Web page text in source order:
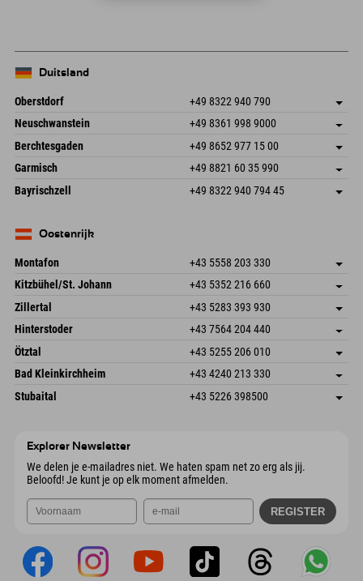
Duitsland
Oberstdorf +49 8322 940 790
An der Breitach 3
Duitsland
Adres opslaan
Booking
Neuschwanstein +49 8361 998 9000
An der Riese 45
87484 Nesselwang im Allgäu
Duitsland
Adres opslaan
Aankomstinformatie
Booking
Berchtesgaden +49 8652 977 15 00
Hofreitstr. 7
Duitsland
Adres opslaan
Booking
Garmisch +49 8821 60 35 990
Frickenstraße 22
82490 Farchant
Adres opslaan
Aankomstinformatie
Bayrischzell +49 8322 940 794 45
Duitsland
Oostenrijk
Montafon +43 5558 203 330
Dorfstr. 127b
6793 Gaschurn/Montafon
Oostenrijk
Adres opslaan
Booking
Kitzbühel/St. Johann +43 5352 216 660
Speckbacherstraße 87
6380 St. Johann in Tirol
Oostenrijk
Adres opslaan
Aankomstinformatie
Booking
Zillertal +43 5283 393 930
Schmiedau 2
Oostenrijk
Adres opslaan
Booking
Hinterstoder +43 7564 204 440
Freizeitpark 10
4573 Hinterstoder
Oostenrijk
Adres opslaan
Aankomstinformatie
Booking
Ötztal +43 5255 206 010
Gscheat 14
Oostenrijk
Adres opslaan
Booking
Bad Kleinkirchheim +43 4240 213 330
Dorfstraße 24
9546 Bad Kleinkirchheim
Adres opslaan
Aankomstinformatie
Stubaital +43 5226 398500
Explorer Newsletter
We delen je e-mailadres niet. We haten spam net zo erg als jij.
Beloofd! Je kunt je op elk moment afmelden.